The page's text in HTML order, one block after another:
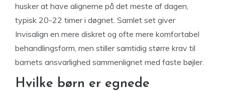
husker at have alignerne på det meste af dagen,
typisk 20-22 timer i døgnet. Samlet set giver
Invisalign en mere diskret og ofte mere komfortabel
behandlingsform, men stiller samtidig større krav til
barnets ansvarlighed sammenlignet med faste bøjler.
Hvilke børn er egnede